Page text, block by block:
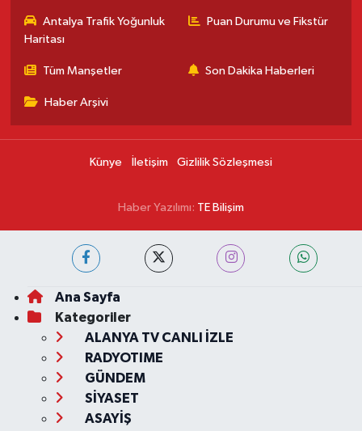
Antalya Trafik Yoğunluk
Haritası
Puan Durumu ve Fikstür
Tüm Manşetler Son Dakika Haberleri
Haber Arşivi
Künye İletişim Gizlilik Sözleşmesi
Haber Yazılımı: TE Bilişim
Ana Sayfa
Kategoriler
ALANYA TV CANLI İZLE
RADYOTIME
GÜNDEM
SİYASET
ASAYİŞ